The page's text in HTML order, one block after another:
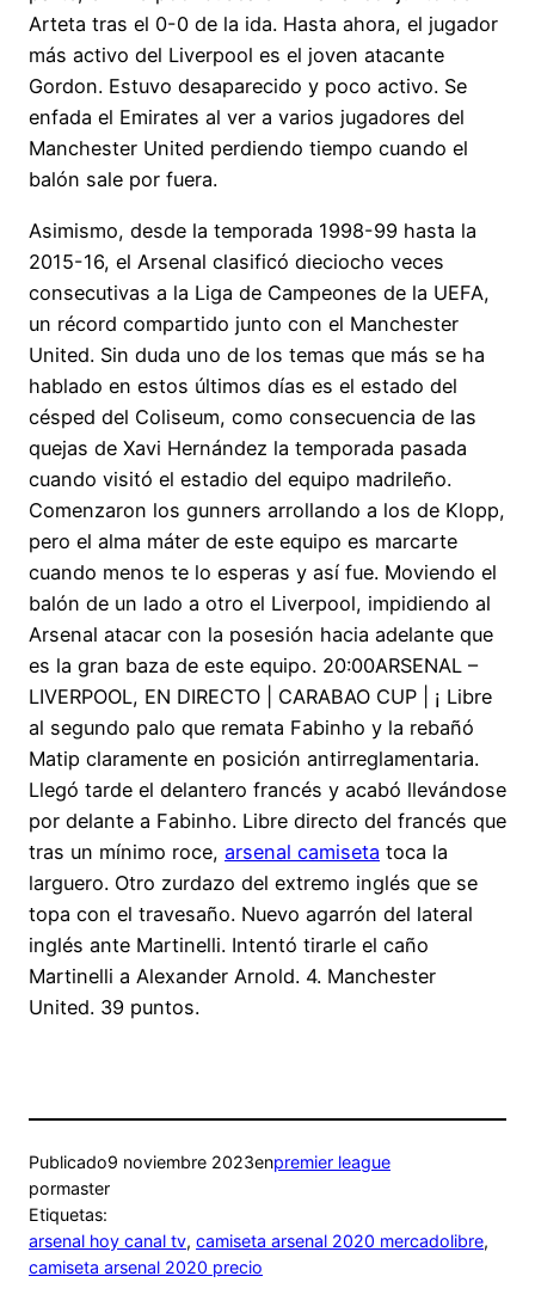
Arteta tras el 0-0 de la ida. Hasta ahora, el jugador
más activo del Liverpool es el joven atacante
Gordon. Estuvo desaparecido y poco activo. Se
enfada el Emirates al ver a varios jugadores del
Manchester United perdiendo tiempo cuando el
balón sale por fuera.
Asimismo, desde la temporada 1998-99 hasta la
2015-16, el Arsenal clasificó dieciocho veces
consecutivas a la Liga de Campeones de la UEFA,
un récord compartido junto con el Manchester
United. Sin duda uno de los temas que más se ha
hablado en estos últimos días es el estado del
césped del Coliseum, como consecuencia de las
quejas de Xavi Hernández la temporada pasada
cuando visitó el estadio del equipo madrileño.
Comenzaron los gunners arrollando a los de Klopp,
pero el alma máter de este equipo es marcarte
cuando menos te lo esperas y así fue. Moviendo el
balón de un lado a otro el Liverpool, impidiendo al
Arsenal atacar con la posesión hacia adelante que
es la gran baza de este equipo. 20:00ARSENAL –
LIVERPOOL, EN DIRECTO | CARABAO CUP | ¡ Libre
al segundo palo que remata Fabinho y la rebañó
Matip claramente en posición antirreglamentaria.
Llegó tarde el delantero francés y acabó llevándose
por delante a Fabinho. Libre directo del francés que
tras un mínimo roce, arsenal camiseta toca la
larguero. Otro zurdazo del extremo inglés que se
topa con el travesaño. Nuevo agarrón del lateral
inglés ante Martinelli. Intentó tirarle el caño
Martinelli a Alexander Arnold. 4. Manchester
United. 39 puntos.
Publicado9 noviembre 2023enpremier league
pormaster
Etiquetas:
arsenal hoy canal tv, camiseta arsenal 2020 mercadolibre
camiseta arsenal 2020 precio